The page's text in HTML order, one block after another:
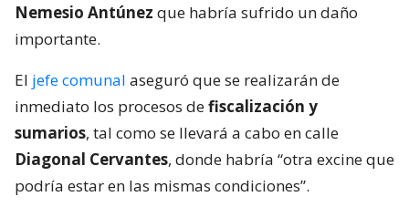
Nemesio Antúnez que habría sufrido un daño
importante.
El jefe comunal aseguró que se realizarán de
inmediato los procesos defiscalización y
sumarios, tal como se llevará a cabo en calle
Diagonal Cervantes, donde habría “otra excine que
podría estar en las mismas condiciones”.